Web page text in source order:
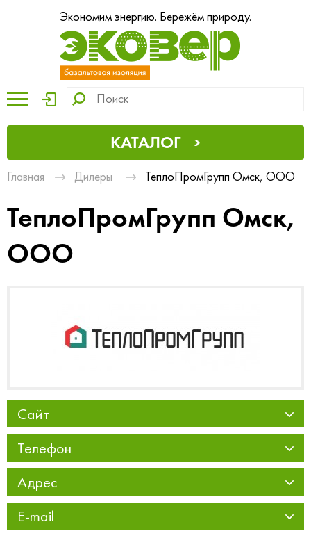
Экономим энергию. Бережём природу.
КАТАЛОГ
Главная Дилеры ТеплоПромГрупп Омск, ООО
ТеплоПромГрупп Омск,
ООО
Сайт
Телефон
Адрес
E-mail